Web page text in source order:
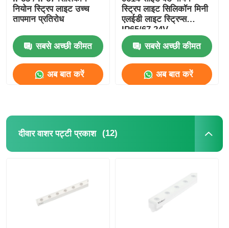
नीयन पट्टी प्रकाश
दीवार वाशर पट्टी प्रकाश
360° एलईडी लाइट
नंगी एलईडी पट्टी
डीसी एलईडी मॉड्यूल
नियोन स्ट्रिप लाइट उच्च
तापमान प्रतिरोध
सबसे अच्छी कीमत
अब बात करें
स्ट्रिप लाइट सिलिकॉन मिनी
एलईडी लाइट स्ट्रिप्स
IP65/67 24V
सबसे अच्छी कीमत
अब बात करें
दीवार वाशर पट्टी प्रकाश (12)